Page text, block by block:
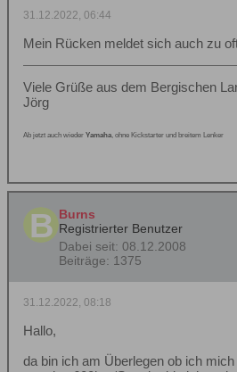
31.12.2022, 06:44
Mein Rücken meldet sich auch zu
Viele Grüße aus dem Bergischen
Jörg
Ab jetzt auch wieder Yamaha, ohne Kickstarter und breitem Lenker
Burns
Registrierter Benutzer
Dabei seit: 08.12.2008
Beiträge: 1375
31.12.2022, 08:18
Hallo,
da bin ich am Überlegen ob ich